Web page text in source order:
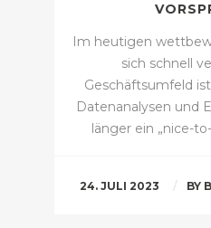
Im heutigen
sich schnell
Geschäftsumfeld
Datenanalysen und
länger ein „nice-
24. JULI 2023 BY